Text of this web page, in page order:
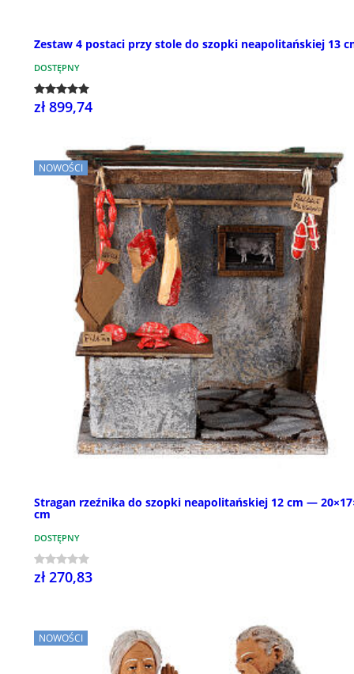
Zestaw 4 postaci przy stole do szopki neapolitańskiej 13
DOSTĘPNY
zł 899,74
NOWOŚCI
Stragan rzeźnika do szopki neapolitańskiej 12 cm —
cm
DOSTĘPNY
zł 270,83
NOWOŚCI